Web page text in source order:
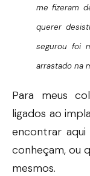
me fizeram
querer
segurou foi
arrastado na
Para meus
ligados ao
encontrar
conheçam, ou
mesmos.